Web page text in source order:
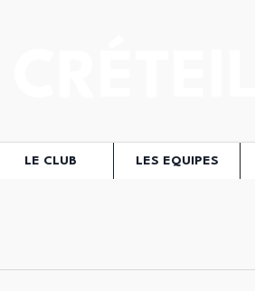
LE CLUB LES EQUIPES